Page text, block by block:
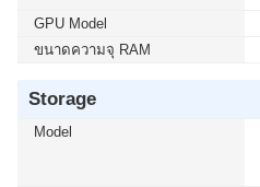
GPU Model
ขนาดความจุ RAM
Storage
Model